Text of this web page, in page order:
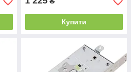
Купити